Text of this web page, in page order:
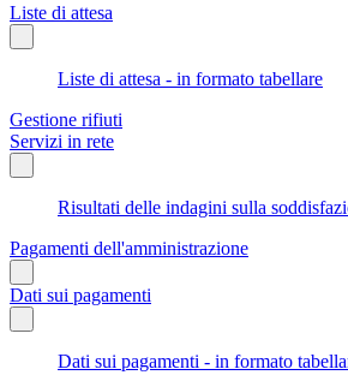
Liste di attesa
Liste di attesa - in formato tabellare
Gestione rifiuti
Servizi in rete
Risultati delle indagini sulla
Pagamenti dell'amministrazione
Dati sui pagamenti
Dati sui pagamenti - in formato